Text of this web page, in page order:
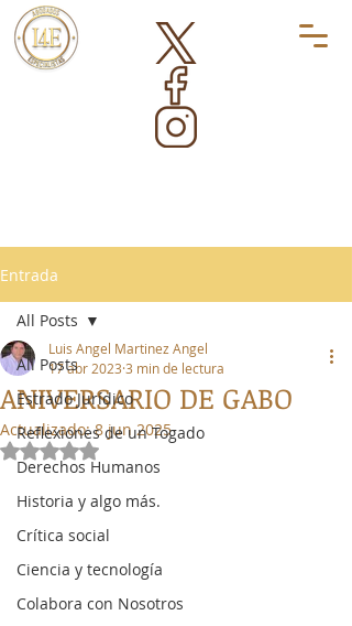
Entrada
All Posts
Estrado Jurídico
Reflexiones de un Togado
Derechos Humanos
Historia y algo más.
Crítica social
Ciencia y tecnología
Colabora con Nosotros
All Posts
ANIVERSARIO DE GABO
Luis Angel Martinez Angel
17 abr 2023 3 min de lectura
Actualizado:8 jun 2025
Obtuvo NaN de 5 estrellas.